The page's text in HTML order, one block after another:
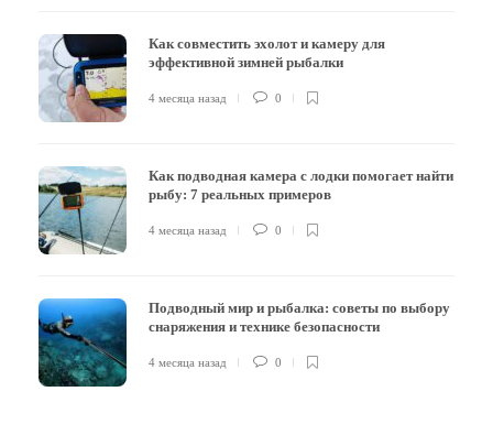
Как совместить эхолот и камеру для
эффективной зимней рыбалки
4 месяца назад 0
Как подводная камера с лодки помогает найти
рыбу: 7 реальных примеров
4 месяца назад 0
Подводный мир и рыбалка: советы по выбору
снаряжения и технике безопасности
4 месяца назад 0